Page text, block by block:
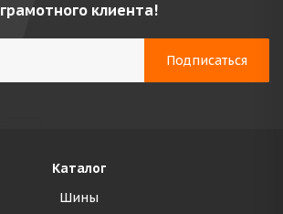
грамотного клиента!
Каталог
Шины